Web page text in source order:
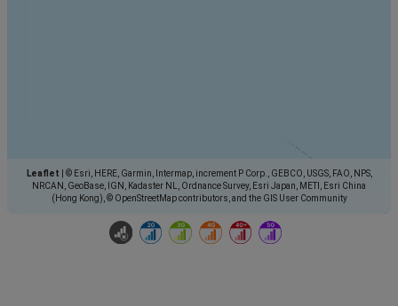
Leaflet
© Esri, HERE, Garmin, Intermap, increment P Corp., GEBCO, USGS, FAO, NPS,
NRCAN, GeoBase, IGN, Kadaster NL, Ordnance Survey, Esri Japan, METI, Esri China
(Hong Kong), © OpenStreetMap contributors, and the GIS User Community